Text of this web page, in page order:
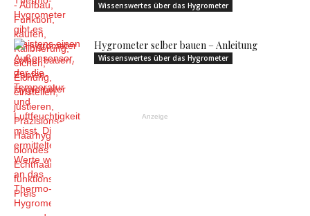
Wissenswertes über das Hygrometer
Hygrometer selber bauen – Anleitung
Wissenswertes über das Hygrometer
Anzeige